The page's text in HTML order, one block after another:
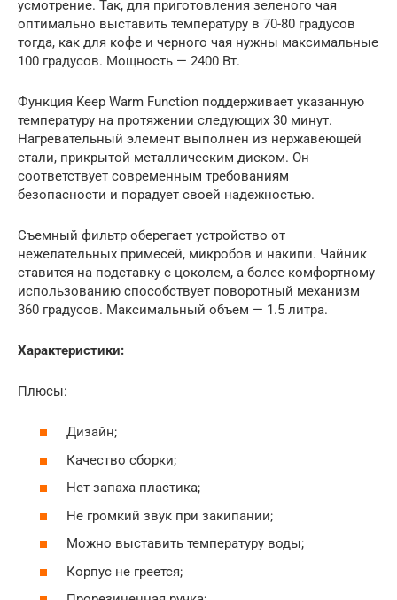
усмотрение. Так, для приготовления зеленого чая
оптимально выставить температуру в 70-80 градусов
тогда, как для кофе и черного чая нужны максимальные
100 градусов. Мощность — 2400 Вт.
Функция Keep Warm Function поддерживает указанную
температуру на протяжении следующих 30 минут.
Нагревательный элемент выполнен из нержавеющей
стали, прикрытой металлическим диском. Он
соответствует современным требованиям
безопасности и порадует своей надежностью.
Съемный фильтр оберегает устройство от
нежелательных примесей, микробов и накипи. Чайник
ставится на подставку с цоколем, а более комфортному
использованию способствует поворотный механизм
360 градусов. Максимальный объем — 1.5 литра.
Характеристики:
Плюсы:
Дизайн;
Качество сборки;
Нет запаха пластика;
Не громкий звук при закипании;
Можно выставить температуру воды;
Корпус не греется;